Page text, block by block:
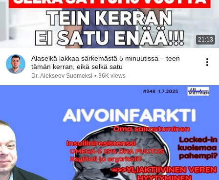
21:13
Alaselkä lakkaa särkemästä 5 minuutissa – teen
tämän kerran, eikä selkä satu
Dr. Alekseev Suomeksi • 36K views